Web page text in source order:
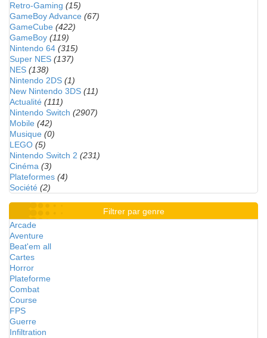
Retro-Gaming (15)
GameBoy Advance (67)
GameCube (422)
GameBoy (119)
Nintendo 64 (315)
Super NES (137)
NES (138)
Nintendo 2DS (1)
New Nintendo 3DS (11)
Actualité (111)
Nintendo Switch (2907)
Mobile (42)
Musique (0)
LEGO (5)
Nintendo Switch 2 (231)
Cinéma (3)
Plateformes (4)
Société (2)
Filtrer par genre
Arcade
Aventure
Beat'em all
Cartes
Horror
Plateforme
Combat
Course
FPS
Guerre
Infiltration